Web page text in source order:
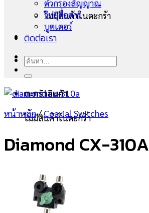
ไม่มีสินค้าในตะกร้า
ตะกร้าสินค้า
ไม่มีสินค้าในตะกร้า
ตัวกรองสัญญาณ
วิทยุสื่อสาร
บูตเตอร์
ติดต่อเรา
ค้นหา:
หน้าหลัก/ Coaxial Switches
Diamond CX-310A